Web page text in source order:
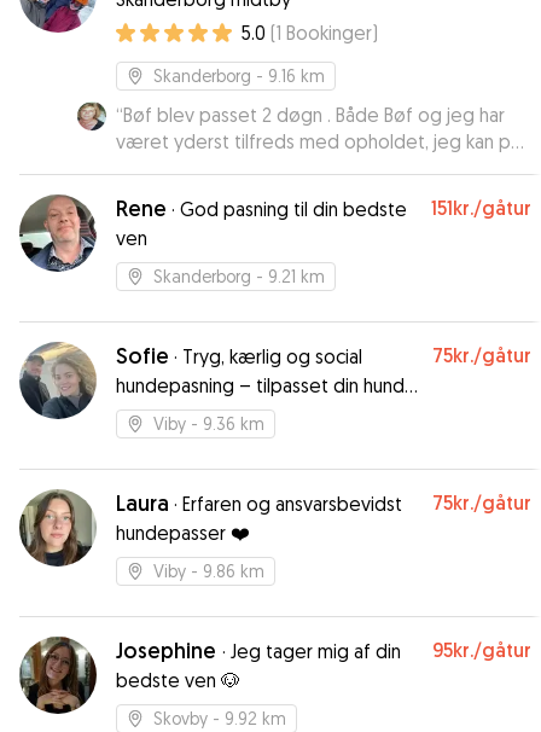
5.0 (1 Bookinger)
Skanderborg - 9.16 km
“Bøf blev passet 2 døgn . Både Bøf og jeg har
været yderst tilfreds med opholdet, jeg kan på
det varmeste anbefale Michael og hans familie.”
Rene · God pasning til din bedste
ven
151kr./gåtur
Skanderborg - 9.21 km
Sofie · Tryg, kærlig og social
hundepasning – tilpasset din hunds
behov.
75kr./gåtur
Viby - 9.36 km
Laura · Erfaren og ansvarsbevidst
hundepasser ❤️
75kr./gåtur
Viby - 9.86 km
Josephine · Jeg tager mig af din
bedste ven 🐶
95kr./gåtur
Skovby - 9.92 km